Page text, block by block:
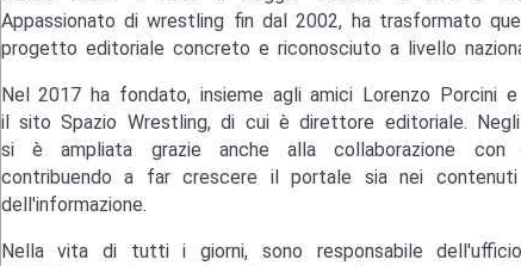
Appassionato di wrestling fin dal 2002, ha trasformato
progetto editoriale concreto e riconosciuto a livello
Nel 2017 ha fondato, insieme agli amici Lorenzo Porcini e
il sito Spazio Wrestling, di cui è direttore editoriale. Negli
si è ampliata grazie anche alla collaborazione con
contribuendo a far crescere il portale sia nei
dell'informazione.
Nella vita di tutti i giorni, sono responsabile